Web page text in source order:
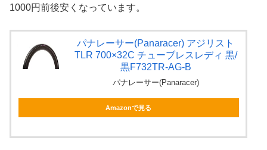
1000円前後安くなっています。
パナレーサー(Panaracer) アジリスト
TLR 700×32C チューブレスレディ 黒/
黒F732TR-AG-B
パナレーサー(Panaracer)
Amazonで見る